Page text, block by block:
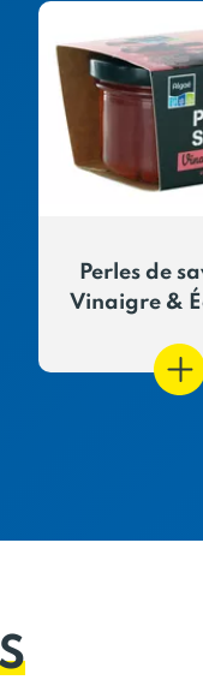
Perles de
Vinaigre &